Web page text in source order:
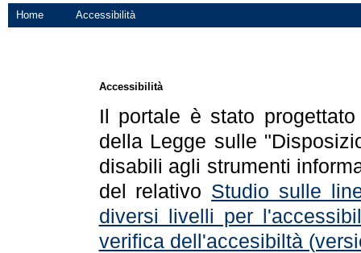
Home Accessibilità
Accessibilità
Il portale è stato
della Legge sulle
disabili agli strumenti
del relativo Studio sulle
diversi livelli per
verifica dell'accesibiltà